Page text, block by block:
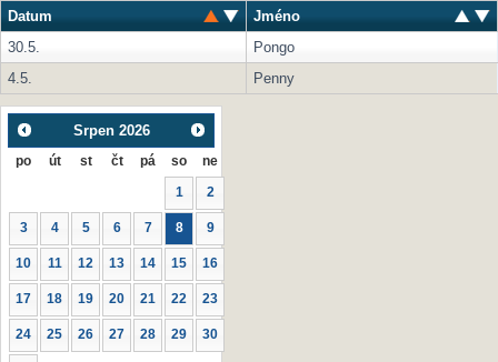
Datum
Jméno
30.5.
Pongo
4.5.
Penny
Srpen 2026
po út st čt pá so ne
1 2
3 4 5 6 7 8 9
10 11 12 13 14 15 16
17 18 19 20 21 22 23
24 25 26 27 28 29 30